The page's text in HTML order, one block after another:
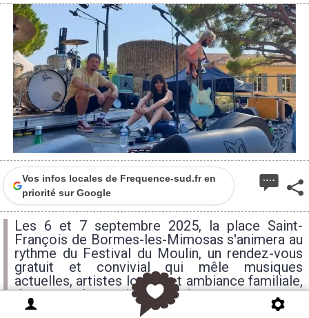
Vos infos locales de Frequence-sud.fr en
priorité sur Google
Les 6 et 7 septembre 2025, la place Saint-
François de Bormes-les-Mimosas s'animera au
rythme du Festival du Moulin, un rendez-vous
gratuit et convivial qui mêle musiques
actuelles, artistes locaux et ambiance familiale,
dans un cadre patrimonial unique.